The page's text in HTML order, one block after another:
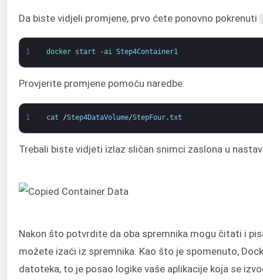
Da biste vidjeli promjene, prvo ćete ponovno pokrenuti
1 docker start -ai Step4Container1
Provjerite promjene pomoću naredbe:
1 cat /Step4DataVolume/StepFour.txt
Trebali biste vidjeti izlaz sličan snimci zaslona u
Nakon što potvrdite da oba spremnika mogu čitati i
možete izaći iz spremnika. Kao što je spomenuto,
datoteka, to je posao logike vaše aplikacije koja se